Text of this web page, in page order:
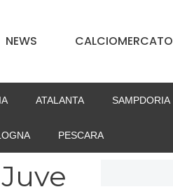
NEWS CALCIOMERCATO
ATALANTA SAMPDORIA
PESCARA